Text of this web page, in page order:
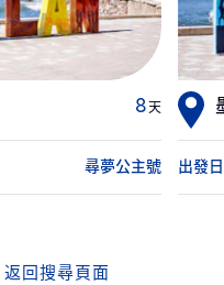
8天
尋夢公主號 出發
返回搜尋頁面